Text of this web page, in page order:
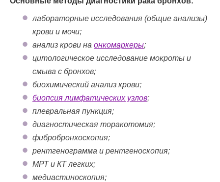
лабораторные исследования (общие анализы)
крови и мочи;
анализ крови на онкомаркеры;
цитологическое исследование мокроты и
смыва с бронхов;
биохимический анализ крови;
биопсия лимфатических узлов;
плевральная пункция;
диагностическая торакотомия;
фибробронхоскопия;
рентгенограмма и рентгеноскопия;
МРТ и КТ легких;
медиастиноскопия;